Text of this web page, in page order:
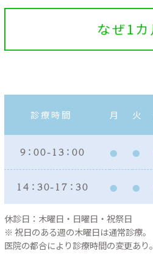
診療時間 月 火
９：００ - １３：００
１４：３０ - １７：３０
休診日：木曜日・日曜日・祝祭日
※ 祝日のある週の木曜日は通常診療。
医院の都合により診療時間の変更あり。